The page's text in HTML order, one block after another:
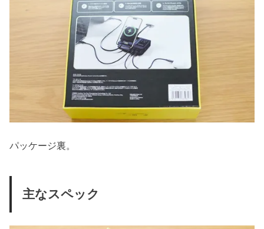
パッケージ裏。
主なスペック